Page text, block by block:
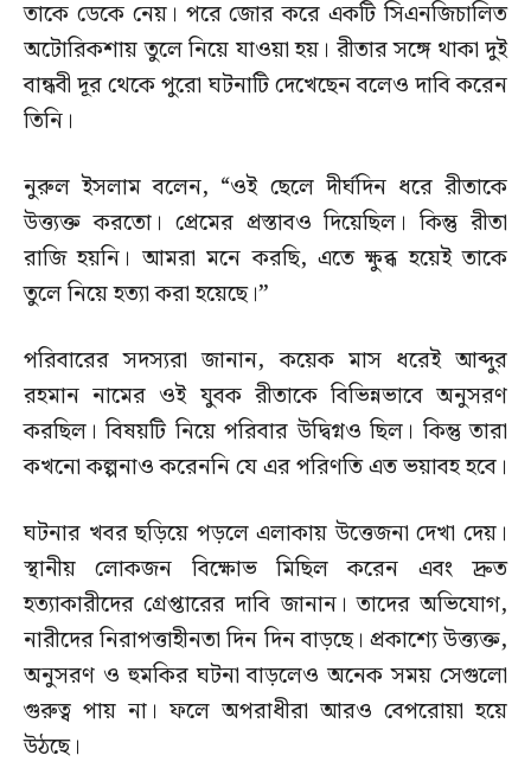
তাকে ডেকে নেয়। পরে জোর করে একটি সিএনজিচালিত
অটোরিকশায় তুলে নিয়ে যাওয়া হয়। রীতার সঙ্গে থাকা দুই
বান্ধবী দূর থেকে পুরো ঘটনাটি দেখেছেন বলেও দাবি করেন
তিনি।
নুরুল ইসলাম বলেন, “ওই ছেলে দীর্ঘদিন ধরে রীতাকে
উত্ত্যক্ত করতো। প্রেমের প্রস্তাবও দিয়েছিল। কিন্তু রীতা
রাজি হয়নি। আমরা মনে করছি, এতে ক্ষুব্ধ হয়েই তাকে
তুলে নিয়ে হত্যা করা হয়েছে।”
পরিবারের সদস্যরা জানান, কয়েক মাস ধরেই আব্দুর
রহমান নামের ওই যুবক রীতাকে বিভিন্নভাবে অনুসরণ
করছিল। বিষয়টি নিয়ে পরিবার উদ্বিগ্নও ছিল। কিন্তু তারা
কখনো কল্পনাও করেননি যে এর পরিণতি এত ভয়াবহ হবে।
ঘটনার খবর ছড়িয়ে পড়লে এলাকায় উত্তেজনা দেখা দেয়।
স্থানীয় লোকজন বিক্ষোভ মিছিল করেন এবং দ্রুত
হত্যাকারীদের গ্রেপ্তারের দাবি জানান। তাদের অভিযোগ,
নারীদের নিরাপত্তাহীনতা দিন দিন বাড়ছে। প্রকাশ্যে উত্ত্যক্ত,
অনুসরণ ও হুমকির ঘটনা বাড়লেও অনেক সময় সেগুলো
গুরুত্ব পায় না। ফলে অপরাধীরা আরও বেপরোয়া হয়ে
উঠছে।